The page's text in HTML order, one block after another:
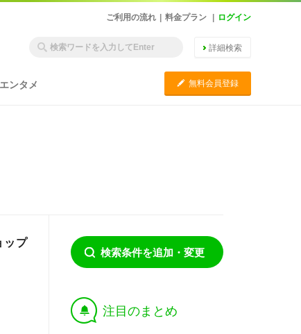
ご利用の流れ 料金プラン ログイン
詳細検索
エンタメ C 無料会員登録
ップ
検索条件を追加・変更
† 注目のまとめ